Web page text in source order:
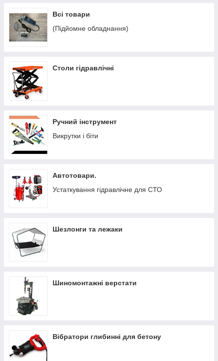
Всі товари
(Підйомне обладнання)
Столи гідравлічні
Ручний інструмент
Викрутки і біти
Автотовари.
Устаткування гідравлічне для СТО
Шезлонги та лежаки
Шиномонтажні верстати
Вібратори глибинні для бетону